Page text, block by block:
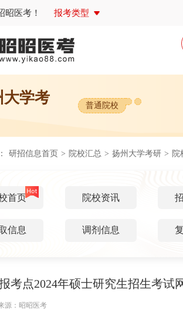
昭医考！ 报考类型
大学考
普通院校
研招信息首页 > 院校汇总 > 扬州大学考研 > 院
首页 院校资讯
信息 调剂信息
考点2024年硕士研究生招生考试
源： 昭昭医考